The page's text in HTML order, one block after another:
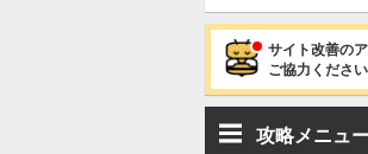
サイト改善の
ご協力ください
攻略メニュ